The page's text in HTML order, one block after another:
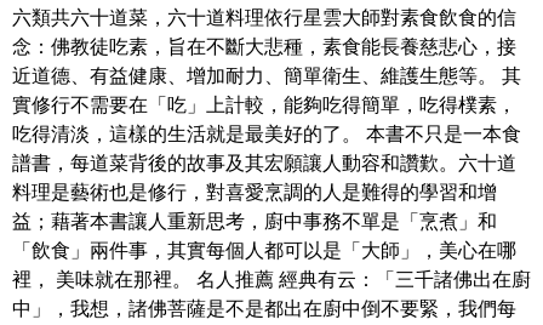
六類共六十道菜，六十道料理依行星雲大師對素食飲食的信
念：佛教徒吃素，旨在不斷大悲種，素食能長養慈悲心，接
近道德、有益健康、增加耐力、簡單衛生、維護生態等。 其
實修行不需要在「吃」上計較，能夠吃得簡單，吃得樸素，
吃得清淡，這樣的生活就是最美好的了。 本書不只是一本食
譜書，每道菜背後的故事及其宏願讓人動容和讚歎。六十道
料理是藝術也是修行，對喜愛烹調的人是難得的學習和增
益；藉著本書讓人重新思考，廚中事務不單是「烹煮」和
「飲食」兩件事，其實每個人都可以是「大師」，美心在哪
裡， 美味就在那裡。 名人推薦 經典有云：「三千諸佛出在廚
中」，我想，諸佛菩薩是不是都出在廚中倒不要緊，我們每